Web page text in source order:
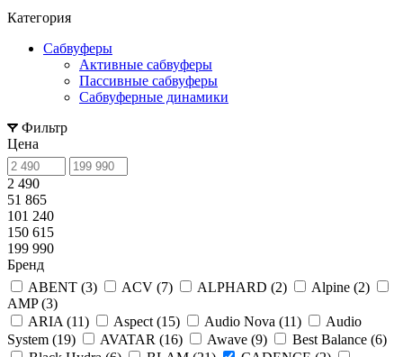
Категория
Сабвуферы
Активные сабвуферы
Пассивные сабвуферы
Сабвуферные динамики
Фильтр
Цена
2 490
51 865
101 240
150 615
199 990
Бренд
ABENT (3) ACV (7) ALPHARD (2) Alpine (2)
AMP (3)
ARIA (11) Aspect (15) Audio Nova (11)
Audio
System (19) AVATAR (16) Awave (9) Best Balance (6)